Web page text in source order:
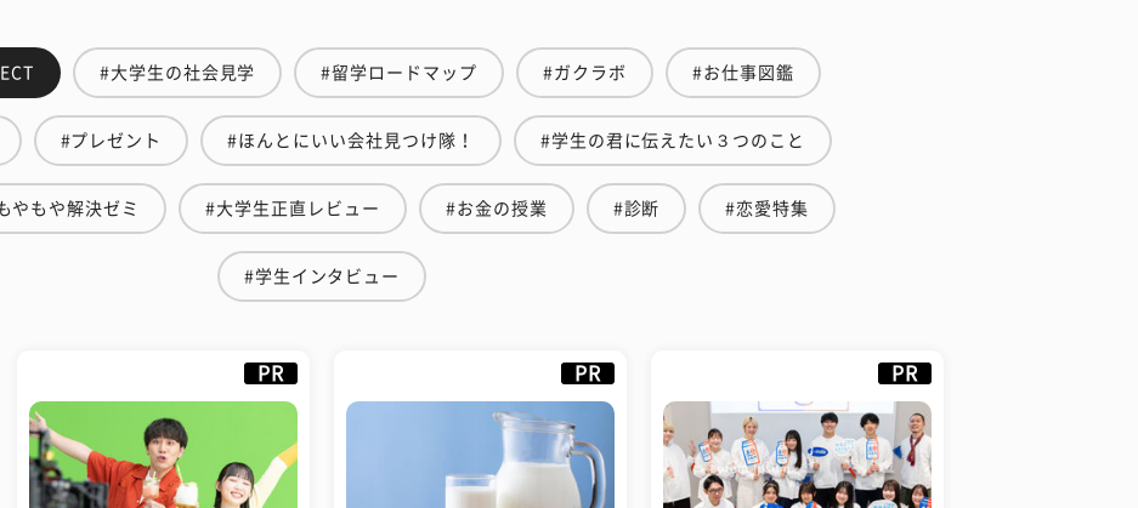
#大学生の社会見学 #留学ロードマップ #ガクラボ #お仕事図鑑
#プレゼント #ほんとにいい会社見つけ隊！ #学生の君に伝えたい３つのこと
やもや解決ゼミ #大学生正直レビュー #お金の授業 #診断 #恋愛特集
#学生インタビュー
PR PR PR